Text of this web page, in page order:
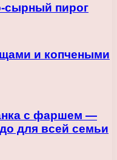
сырный пирог
и копчеными
с фаршем —
для всей семьи